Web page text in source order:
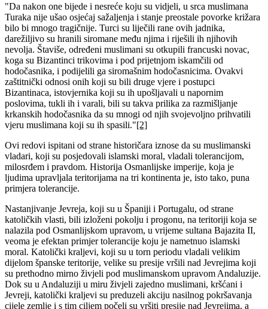
"Da nakon one bijede i nesreće koju su vidjeli, u srca muslimana
Turaka nije ušao osjećaj sažaljenja i stanje preostale povorke križara
bilo bi mnogo tragičnije. Turci su liječili rane ovih jadnika,
darežiljivo su hranili siromane među njima i riješili ih njihovih
nevolja. Štaviše, određeni muslimani su otkupili francuski novac,
koga su Bizantinci trikovima i pod prijetnjom iskamčili od
hodočasnika, i podijelili ga siromašnim hodočasnicima. Ovakvi
zaštitnički odnosi onih koji su bili druge vjere i postupci
Bizantinaca, istovjernika koji su ih upošljavali u napornim
poslovima, tukli ih i varali, bili su takva prilika za razmišljanje
krkanskih hodočasnika da su mnogi od njih svojevoljno prihvatili
vjeru muslimana koji su ih spasili."[2]
Ovi redovi ispitani od strane historičara iznose da su muslimanski
vladari, koji su posjedovali islamski moral, vladali tolerancijom,
milosrđem i pravdom. Historija Osmanlijske imperije, koja je
ljudima upravljala teritorijama na tri kontinenta je, isto tako, puna
primjera tolerancije.
Nastanjivanje Jevreja, koji su u Španiji i Portugalu, od strane
katoličkih vlasti, bili izloženi pokolju i progonu, na teritoriji koja se
nalazila pod Osmanlijskom upravom, u vrijeme sultana Bajazita II,
veoma je efektan primjer tolerancije koju je nametnuo islamski
moral. Katolički kraljevi, koji su u torn periodu vladali velikim
dijelom španske teritorije, velike su presije vršili nad Jevrejima koji
su prethodno mirno živjeli pod muslimanskom upravom Andaluzije.
Dok su u Andaluziji u miru živjeli zajedno muslimani, kršćani i
Jevreji, katolički kraljevi su preduzeli akciju nasilnog pokršavanja
cijele zemlje i s tim ciljem počeli su vršiti presije nad Jevrejima, a